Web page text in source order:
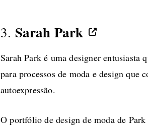
3. Sarah Park
Sarah Park é uma designer
para processos de moda e design que
autoexpressão.
O portfólio de design de moda de